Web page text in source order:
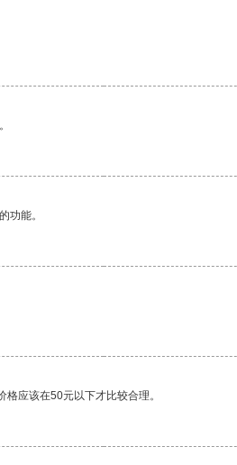
功能。
应该在50元以下才比较合理。